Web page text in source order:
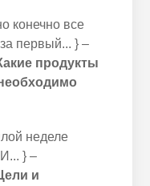
конечно все
первый... } –
продукты
неделе
} –
и